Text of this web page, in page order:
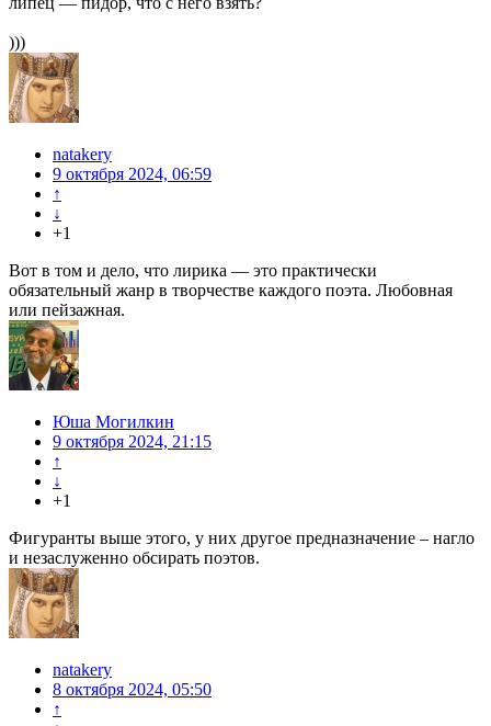
)))
natakery
9 октября 2024, 06:59
↑
↓
+1
Вот в том и дело, что лирика — это практически
обязательный жанр в творчестве каждого поэта. Любовная
или пейзажная.
Юша Могилкин
9 октября 2024, 21:15
↑
↓
+1
Фигуранты выше этого, у них другое предназначение – нагло
и незаслуженно обсирать поэтов.
natakery
8 октября 2024, 05:50
↑